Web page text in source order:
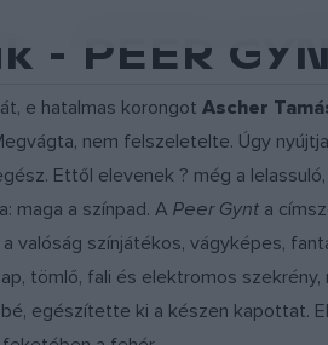
- PEER
e hatalmas korongot Ascher
nem felszeletelte. Úgy
Ettől elevenek ? még a
maga a színpad. A Peer Gynt a
valóság színjátékos, vágyképes,
tömlő, fali és elektromos szekrény,
egészítette ki a készen kapottat.